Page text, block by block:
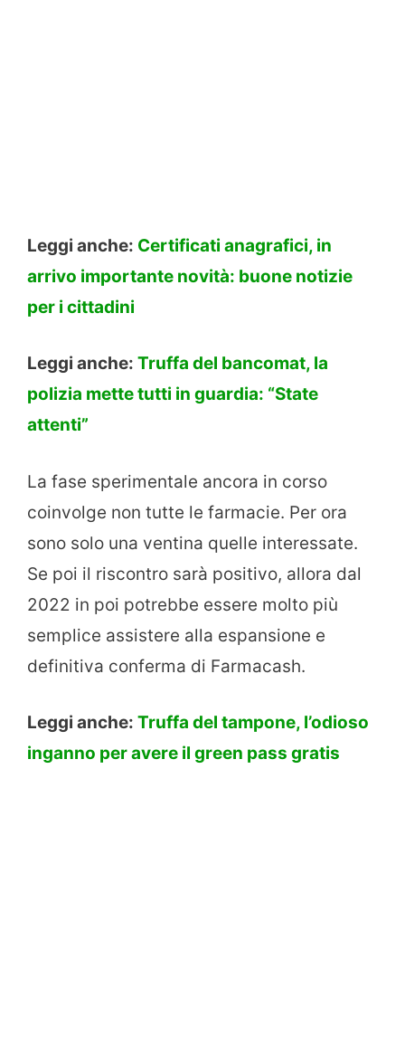
Leggi anche: Certificati anagrafici, in
arrivo importante novità: buone notizie
per i cittadini
Leggi anche: Truffa del bancomat, la
polizia mette tutti in guardia: “State
attenti”
La fase sperimentale ancora in corso
coinvolge non tutte le farmacie. Per ora
sono solo una ventina quelle interessate.
Se poi il riscontro sarà positivo, allora dal
2022 in poi potrebbe essere molto più
semplice assistere alla espansione e
definitiva conferma di Farmacash.
Leggi anche: Truffa del tampone, l’odioso
inganno per avere il green pass gratis